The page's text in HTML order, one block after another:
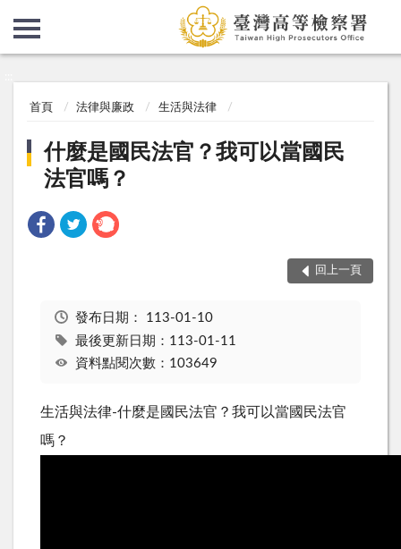
首頁 法律與廉政 生活與法律
什麼是國民法官？我可以當國民
法官嗎？
回上一頁
發布日期： 113-01-10
最後更新日期：113-01-11
資料點閱次數：103649
生活與法律-什麼是國民法官？我可以當國民法官
嗎？